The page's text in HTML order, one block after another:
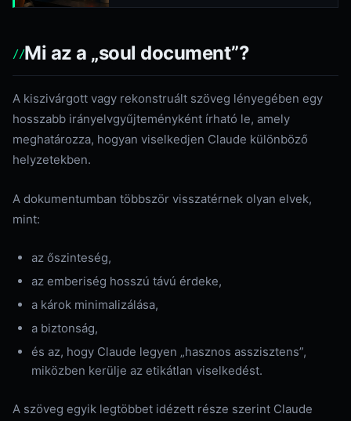
Mi az a „soul document”?
A kiszivárgott vagy rekonstruált szöveg lényegében egy
hosszabb irányelvgyűjteményként írható le, amely
meghatározza, hogyan viselkedjen Claude különböző
helyzetekben.
A dokumentumban többször visszatérnek olyan elvek,
mint:
az őszinteség,
az emberiség hosszú távú érdeke,
a károk minimalizálása,
a biztonság,
és az, hogy Claude legyen „hasznos asszisztens”,
miközben kerülje az etikátlan viselkedést.
A szöveg egyik legtöbbet idézett része szerint Claude